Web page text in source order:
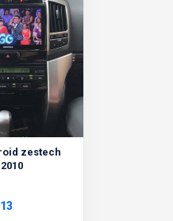
zestech